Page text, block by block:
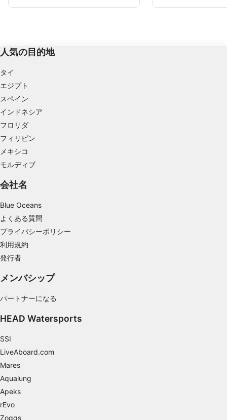
ンを18mまで下る。
場に入り込み、最大３
人気の目的地
タイ
エジプト
スペイン
インドネシア
フロリダ
フィリピン
メキシコ
モルディブ
会社名
Blue Oceans
よくある質問
プライバシーポリシー
利用規約
発行者
メンバシップ
パートナーになる
HEAD Watersports
SSI
LiveAboard.com
Mares
Aqualung
Apeks
rEvo
Zoggs
ファイルを利用する
コンテンツのパフォーマンスを測定する
統計情報または様々な情報源からのデータを組
み合わせてユーザー層を理解する
コンテンツの選択のために制限付きデータを利
IAB特集：
正確な位置情報データを利用する
能動的に要求して取得した情報に基づくデバイ
スの識別
IAB以外の処理目的：